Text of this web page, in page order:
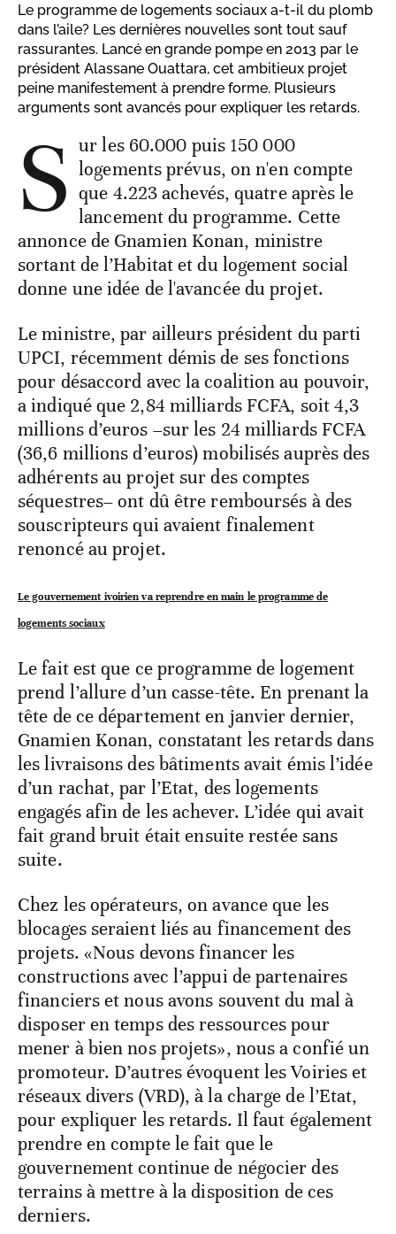
Le programme de logements sociaux a-t-il du plomb
dans l’aile? Les dernières nouvelles sont tout sauf
rassurantes. Lancé en grande pompe en 2013 par le
président Alassane Ouattara, cet ambitieux projet
peine manifestement à prendre forme. Plusieurs
arguments sont avancés pour expliquer les retards.
S ur les 60.000 puis 150 000
logements prévus, on n'en compte
que 4.223 achevés, quatre après le
lancement du programme. Cette
annonce de Gnamien Konan, ministre
sortant de l’Habitat et du logement social
donne une idée de l'avancée du projet.
Le ministre, par ailleurs président du parti
UPCI, récemment démis de ses fonctions
pour désaccord avec la coalition au pouvoir,
a indiqué que 2,84 milliards FCFA, soit 4,3
millions d’euros –sur les 24 milliards FCFA
(36,6 millions d’euros) mobilisés auprès des
adhérents au projet sur des comptes
séquestres– ont dû être remboursés à des
souscripteurs qui avaient finalement
renoncé au projet.
Le gouvernement ivoirien va reprendre en main le programme de
logements sociaux
Le fait est que ce programme de logement
prend l’allure d’un casse-tête. En prenant la
tête de ce département en janvier dernier,
Gnamien Konan, constatant les retards dans
les livraisons des bâtiments avait émis l’idée
d’un rachat, par l’Etat, des logements
engagés afin de les achever. L’idée qui avait
fait grand bruit était ensuite restée sans
suite.
Chez les opérateurs, on avance que les
blocages seraient liés au financement des
projets. «Nous devons financer les
constructions avec l’appui de partenaires
financiers et nous avons souvent du mal à
disposer en temps des ressources pour
mener à bien nos projets», nous a confié un
promoteur. D’autres évoquent les Voiries et
réseaux divers (VRD), à la charge de l’Etat,
pour expliquer les retards. Il faut également
prendre en compte le fait que le
gouvernement continue de négocier des
terrains à mettre à la disposition de ces
derniers.